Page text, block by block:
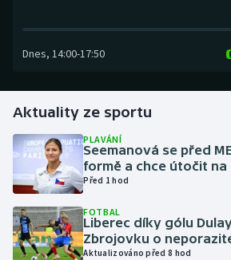
Golf
Gymnastika
Házená
Jezdectví
Dnes, 14:00-17:50
Aktuality ze sportu
PLAVÁNÍ
Seemanová se před
formě a chce útočit
Před 1 hod
FOTBAL
Liberec díky gólu
Zbrojovku o
Aktualizováno před 8 hod